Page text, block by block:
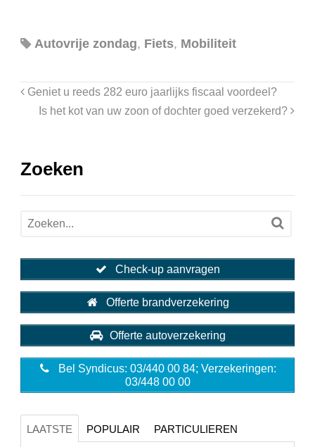
Autovrije zondag, Fiets, Mobiliteit
Geniet u reeds 282 euro jaarlijks fiscaal voordeel?
Is het kot van uw zoon of dochter goed verzekerd?
Zoeken
Check-up aanvragen
Offerte brandverzekering
Offerte autoverzekering
Bel Syndicus: 03/440 00 84; Verzekeringen:
03/448 00 00
LAATSTE POPULAIR PARTICULIEREN